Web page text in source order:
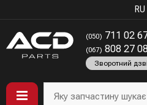
RU
(050) 711 02
(067) 808 27
Зворотний
Яку запчастину